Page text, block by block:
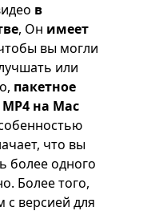
в
, Он имеет
вы могли
или
пакетное
на Mac
что вы
более одного
Более того,
с версией для